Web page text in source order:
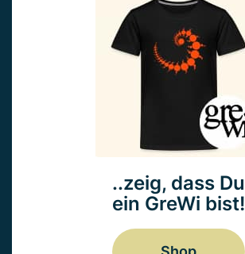
..zeig, dass Du
ein GreWi bist!